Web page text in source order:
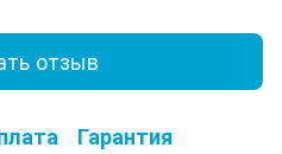
отзыв
Гарантия